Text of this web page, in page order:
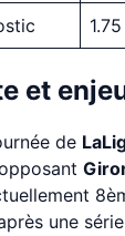
1.75
et
de
une